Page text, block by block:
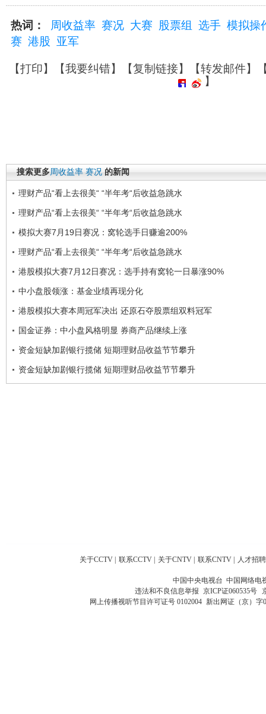
热词： 周收益率 赛况 大赛 股票组 选手 模拟操
赛 港股 亚军
【打印】【我要纠错】【复制链接】【转发邮件】
】
搜索更多周收益率 赛况 的新闻
理财产品“看上去很美“ “半年考“后收益急跳水
理财产品“看上去很美“ “半年考“后收益急跳水
模拟大赛7月19日赛况：窝轮选手日赚逾200%
理财产品“看上去很美“ “半年考“后收益急跳水
港股模拟大赛7月12日赛况：选手持有窝轮一日暴涨90%
中小盘股领涨：基金业绩再现分化
港股模拟大赛本周冠军决出 还原石夺股票组双料冠军
国金证券：中小盘风格明显 券商产品继续上涨
资金短缺加剧银行揽储 短期理财品收益节节攀升
资金短缺加剧银行揽储 短期理财品收益节节攀升
关于CCTV 联系CCTV 关于CNTV 联系CNTV 人才招聘
中国中央电视台 中国网络电
违法和不良信息举报 京ICP证060535号
网上传播视听节目许可证号 0102004 新出网证（京）